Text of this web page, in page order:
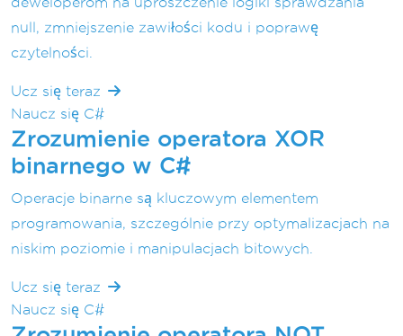
null, zmniejszenie zawiłości kodu i poprawę
czytelności.
Ucz się teraz
Naucz się C#
Zrozumienie operatora XOR
binarnego w C#
Operacje binarne są kluczowym elementem
programowania, szczególnie przy optymalizacjach na
niskim poziomie i manipulacjach bitowych.
Ucz się teraz
Naucz się C#